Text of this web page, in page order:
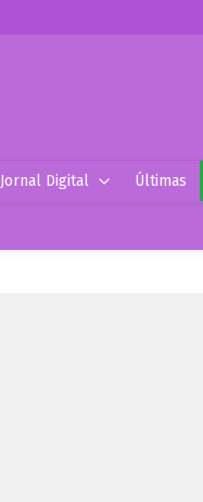
Jornal Digital Últimas